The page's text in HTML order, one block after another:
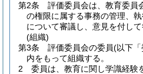
第2条
評価委員会は、教育委員
の権限に属する事務の管理、
について審議し、意見を付して
(組織)
第3条
評価委員会の委員(以下「
内をもって組織する。
2
委員は、教育に関し学識経験